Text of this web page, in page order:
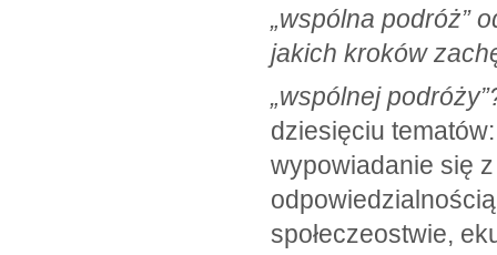
„wspólna podróż”
jakich kroków
„wspólnej
dziesięciu
wypowiadanie się
społeczeostwie,